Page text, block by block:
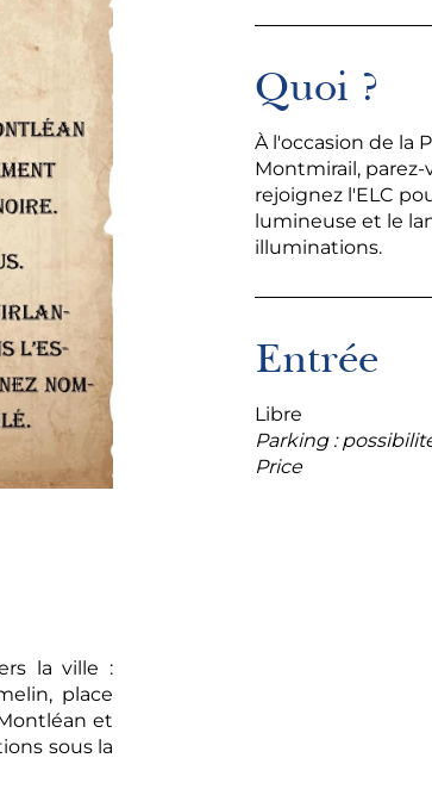
la ville :
place
et
sous la
Quoi ?
À l'occasion de la
Montmirail,
rejoignez l'ELC
lumineuse et le
illuminations.
Entrée
Libre
Parking :
Price